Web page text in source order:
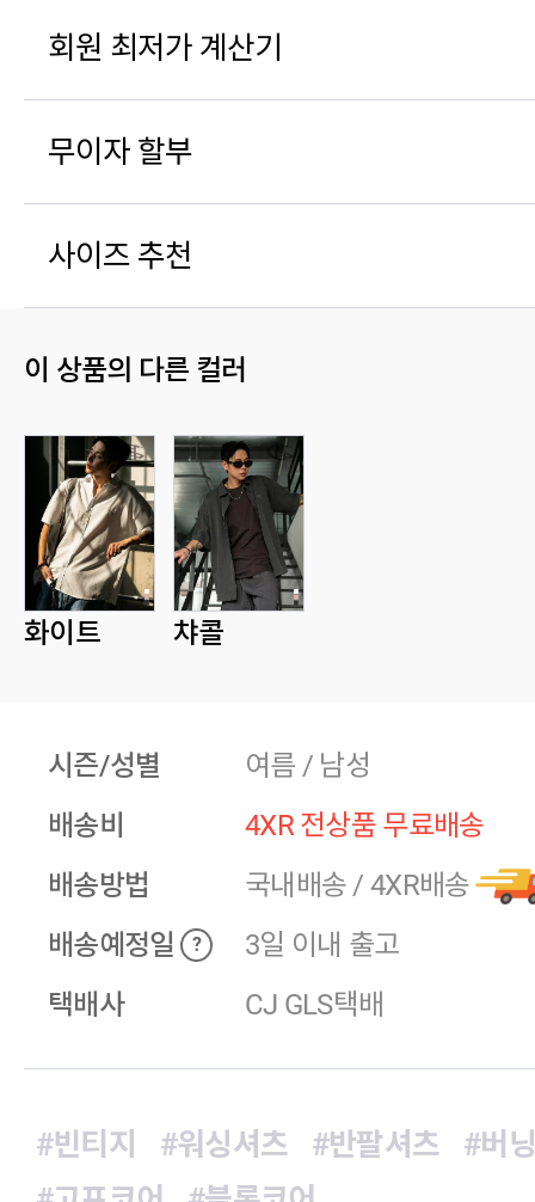
회원 최저가 계산기
무이자 할부
사이즈 추천
이 상품의 다른 컬러
화이트 챠콜
시즌/성별
여름 / 남성
배송비
4XR 전상품 무료배송
배송방법
국내배송 / 4XR배송
배송예정일
?
3일 이내 출고
택배사
CJ GLS택배
#빈티지 #워싱셔츠 #반팔셔츠
#버